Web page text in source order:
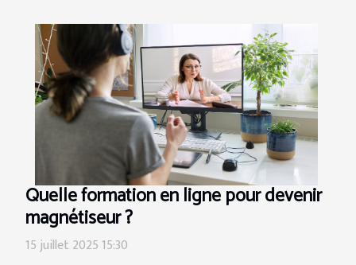
Quelle formation en ligne pour devenir
magnétiseur ?
15 juillet 2025 15:30